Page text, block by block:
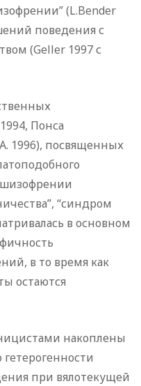
(L.Bender
поведения с
(Geller 1997 с
Понса
1996), посвященных
“синдром
в основном
в то время как
остаются
накоплены
при вялотекущей